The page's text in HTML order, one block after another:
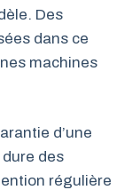
Des
dans ce
machines
d’une
des
régulière